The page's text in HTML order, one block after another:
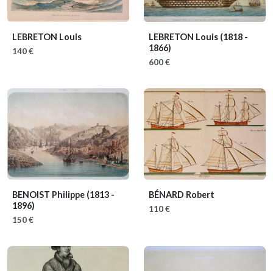
LEBRETON Louis
140 €
LEBRETON Louis (1818 -
1866)
600 €
BENOIST Philippe (1813 -
1896)
150 €
BÉNARD Robert
110 €